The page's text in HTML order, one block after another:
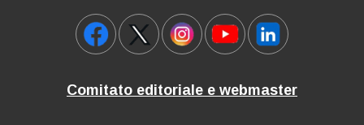
Comitato editoriale e webmaster